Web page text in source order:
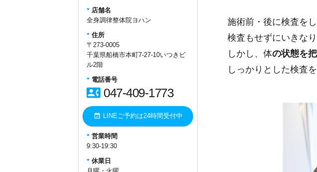
施術前・後に検査を
検査もせずにいきな
しかし、体の状態を
しっかりとした検査
店舗名
全身調律整体院ヨハン
住所
〒273-0005
千葉県船橋市本町7-27-10いつきビ
ル2階
電話番号
contact_phone 047-409-1773
event_available LINEご予約は24時間受付中
営業時間
9:30-19:30
休業日